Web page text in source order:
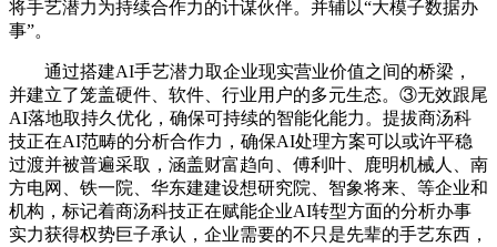
将手艺潜力为持续合作力的计谋伙伴。并辅以“大模子数据办
事”。
通过搭建AI手艺潜力取企业现实营业价值之间的桥梁，
并建立了笼盖硬件、软件、行业用户的多元生态。③无效跟尾
AI落地取持久优化，确保可持续的智能化能力。提拔商汤科
技正在AI范畴的分析合作力，确保AI处理方案可以或许平稳
过渡并被普遍采取，涵盖财富趋向、傅利叶、鹿明机械人、南
方电网、铁一院、华东建建设想研究院、智象将来、等企业和
机构，标记着商汤科技正在赋能企业AI转型方面的分析办事
实力获得权势巨子承认，企业需要的不只是先辈的手艺东西，